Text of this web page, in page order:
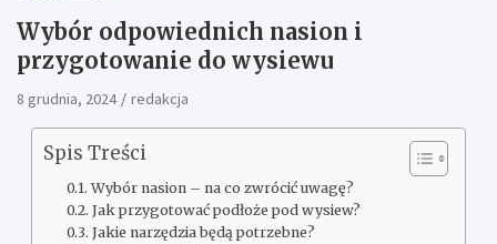
Wybór odpowiednich nasion i
przygotowanie do wysiewu
8 grudnia, 2024 redakcja
Spis Treści
Wybór nasion – na co zwrócić uwagę?
Jak przygotować podłoże pod wysiew?
Jakie narzędzia będą potrzebne?